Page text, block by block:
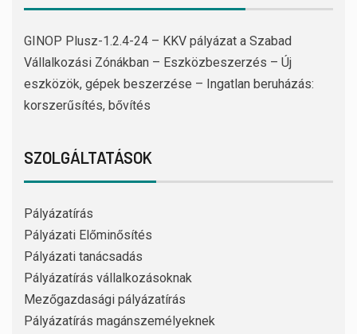
GINOP Plusz-1.2.4-24 – KKV pályázat a Szabad
Vállalkozási Zónákban – Eszközbeszerzés – Új
eszközök, gépek beszerzése – Ingatlan beruházás:
korszerűsítés, bővítés
SZOLGÁLTATÁSOK
Pályázatírás
Pályázati Előminősítés
Pályázati tanácsadás
Pályázatírás vállalkozásoknak
Mezőgazdasági pályázatírás
Pályázatírás magánszemélyeknek